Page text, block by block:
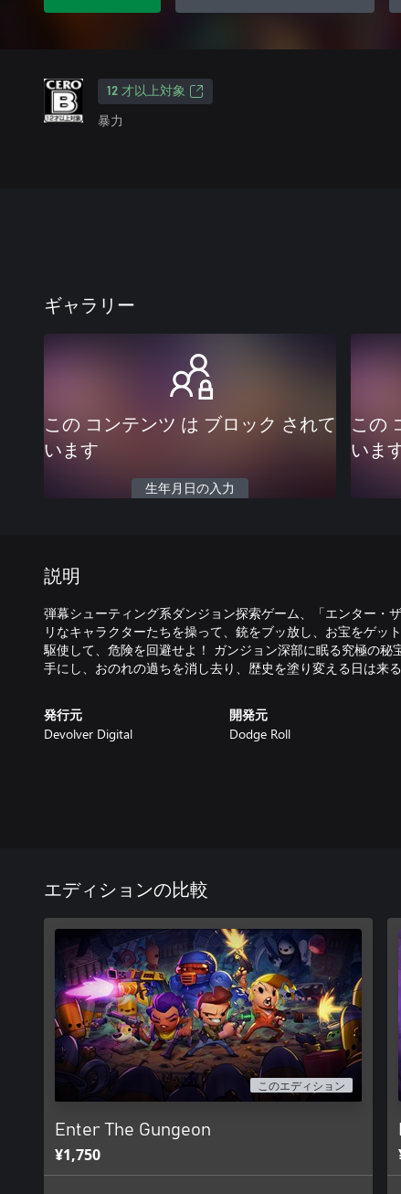
12 才以上対象
暴力
ギャラリー
この コンテンツ は ブロック されて
います
生年月日の入力
この
いま
説明
弾幕シューティング系ダンジョン探索ゲーム、「エンター・
リなキャラクターたちを操って、銃をブッ放し、お宝をゲッ
駆使して、危険を回避せよ！ ガンジョン深部に眠る究極の
発行元
Devolver Digital
開発元
Dodge Roll
エディションの比較
このエディション
Enter The Gungeon
¥1,750